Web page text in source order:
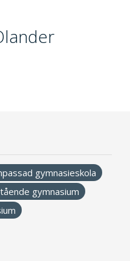
gymnasieskola
gymnasium